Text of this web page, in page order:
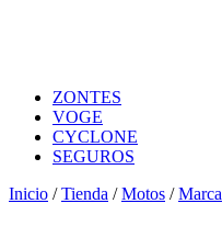
ZONTES
VOGE
CYCLONE
SEGUROS
Inicio /Tienda /Motos /Marca